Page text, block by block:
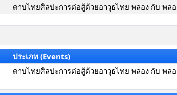
ดาบไทยศิลปะการต่อสู้ด้วยอาวุธไทย พลอง กับ พล
ประเภท (Events)
ดาบไทยศิลปะการต่อสู้ด้วยอาวุธไทย พลอง กับ พล